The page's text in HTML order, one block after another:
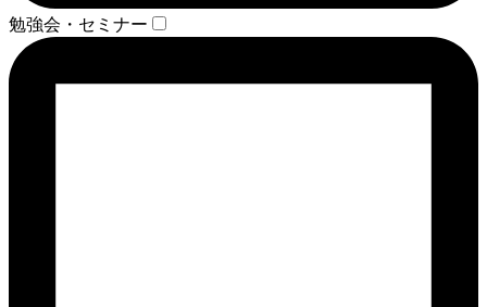
勉強会・セミナー